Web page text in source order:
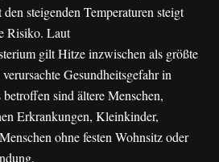
steigenden Temperaturen steigt
Risiko. Laut
gilt Hitze inzwischen als größte
Gesundheitsgefahr in
sind ältere Menschen,
Erkrankungen, Kleinkinder,
ohne festen Wohnsitz oder